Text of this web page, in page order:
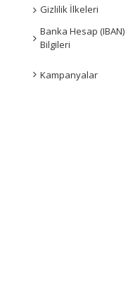
Gizlilik İlkeleri
Banka Hesap (IBAN)
Bilgileri